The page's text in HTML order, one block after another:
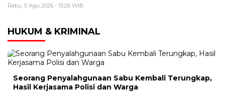
Rabu, 5 Agu 2026 - 15:26 WIB
HUKUM & KRIMINAL
Seorang Penyalahgunaan Sabu Kembali Terungkap,
Hasil Kerjasama Polisi dan Warga